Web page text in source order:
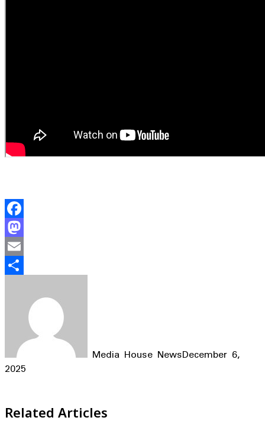
Facebook
Mastodon
Email
Media House NewsDecember 6,
2025
Related Articles